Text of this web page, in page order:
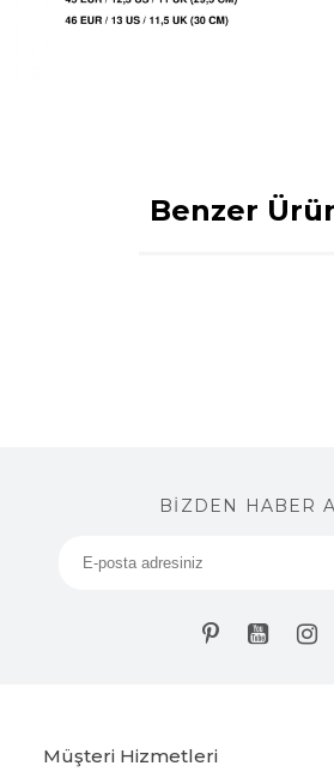
Benzer
BİZDEN HABER
Müşteri Hizmetleri